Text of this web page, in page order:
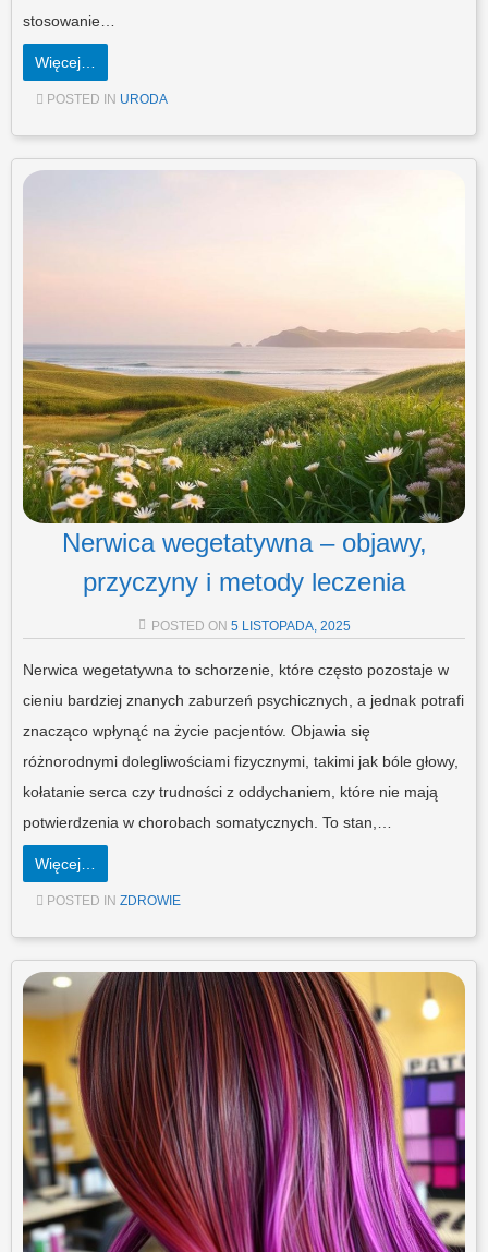
stosowanie…
Więcej…
POSTED IN URODA
Nerwica wegetatywna – objawy,
przyczyny i metody leczenia
POSTED ON 5 LISTOPADA, 2025
Nerwica wegetatywna to schorzenie, które często pozostaje w
cieniu bardziej znanych zaburzeń psychicznych, a jednak potrafi
znacząco wpłynąć na życie pacjentów. Objawia się
różnorodnymi dolegliwościami fizycznymi, takimi jak bóle głowy,
kołatanie serca czy trudności z oddychaniem, które nie mają
potwierdzenia w chorobach somatycznych. To stan,…
Więcej…
POSTED IN ZDROWIE